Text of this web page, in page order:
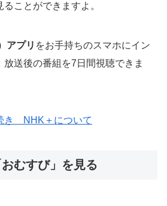
ことができますよ。
アプリ をお手持ちのスマホにイン
放送後の番組を7日間視聴できま
き NHK＋について
むすび」を見る